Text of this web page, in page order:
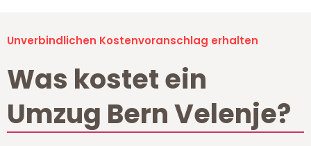
Unverbindlichen Kostenvoranschlag erhalten
Was kostet ein
Umzug Bern Velenje?